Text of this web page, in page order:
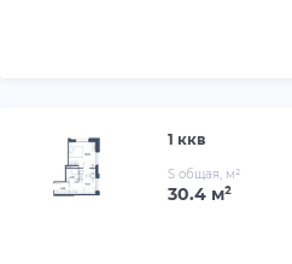
1 ккв
S общая, м²
30.4 м²